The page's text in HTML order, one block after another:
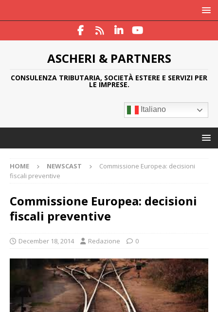
ASCHERI & PARTNERS
CONSULENZA TRIBUTARIA, SOCIETÀ ESTERE E SERVIZI PER
LE IMPRESE.
Italiano
HOME NEWSCAST
Commissione Europea: decisioni
fiscali preventive
Commissione Europea: decisioni
fiscali preventive
December 18, 2014 Redazione 0